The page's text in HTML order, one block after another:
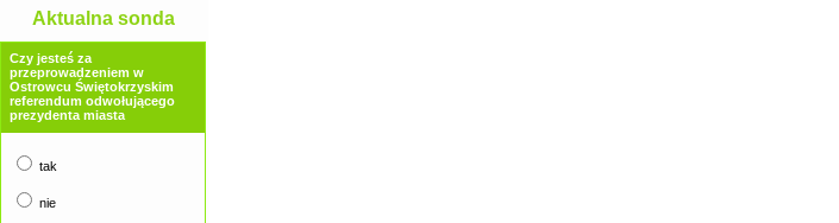
Aktualna sonda
Czy jesteś za
przeprowadzeniem w
Ostrowcu Świętokrzyskim
referendum odwołującego
prezydenta miasta
tak
nie